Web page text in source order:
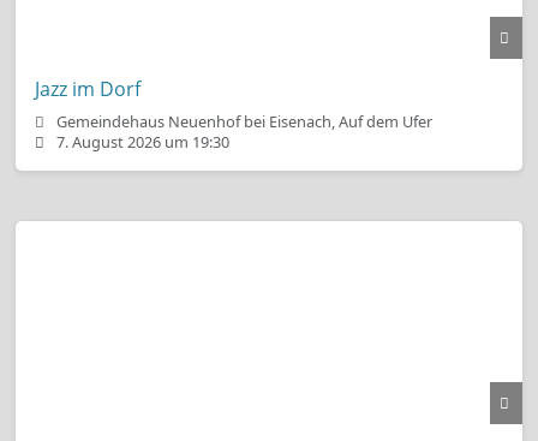
Jazz im Dorf
Gemeindehaus Neuenhof bei Eisenach, Auf dem Ufer
7. August 2026 um 19:30